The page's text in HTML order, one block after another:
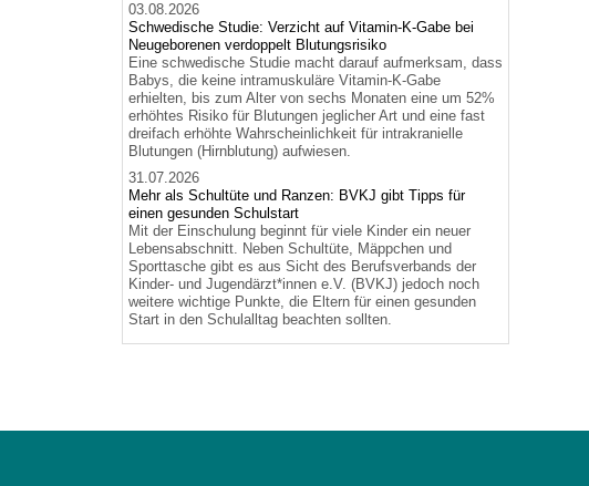
03.08.2026
Schwedische Studie: Verzicht auf Vitamin-K-Gabe bei
Neugeborenen verdoppelt Blutungsrisiko
Eine schwedische Studie macht darauf aufmerksam, dass
Babys, die keine intramuskuläre Vitamin-K-Gabe
erhielten, bis zum Alter von sechs Monaten eine um 52%
erhöhtes Risiko für Blutungen jeglicher Art und eine fast
dreifach erhöhte Wahrscheinlichkeit für intrakranielle
Blutungen (Hirnblutung) aufwiesen.
31.07.2026
Mehr als Schultüte und Ranzen: BVKJ gibt Tipps für
einen gesunden Schulstart
Mit der Einschulung beginnt für viele Kinder ein neuer
Lebensabschnitt. Neben Schultüte, Mäppchen und
Sporttasche gibt es aus Sicht des Berufsverbands der
Kinder- und Jugendärzt*innen e.V. (BVKJ) jedoch noch
weitere wichtige Punkte, die Eltern für einen gesunden
Start in den Schulalltag beachten sollten.